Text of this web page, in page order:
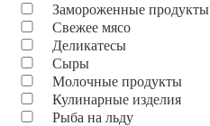
Замороженные продукты
Свежее мясо
Деликатесы
Сыры
Молочные продукты
Кулинарные изделия
Рыба на льду